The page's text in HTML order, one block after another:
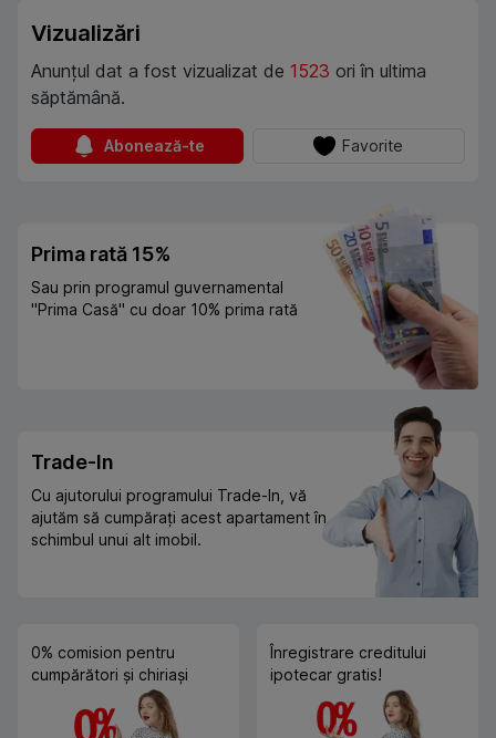
Vizualizări
Anunțul dat a fost vizualizat de 1523 ori în ultima
săptămână.
Abonează-te Favorite
Prima rată 15%
Sau prin programul guvernamental
"Prima Casă" cu doar 10% prima rată
Trade-In
Cu ajutorului programului Trade-In, vă
ajutăm să cumpărați acest apartament în
schimbul unui alt imobil.
0% comision pentru
cumpărători și chiriași
Înregistrare creditului
ipotecar gratis!